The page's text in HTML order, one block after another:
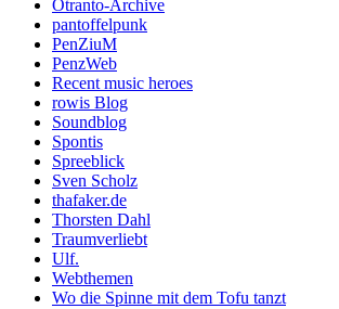
Otranto-Archive
pantoffelpunk
PenZiuM
PenzWeb
Recent music heroes
rowis Blog
Soundblog
Spontis
Spreeblick
Sven Scholz
thafaker.de
Thorsten Dahl
Traumverliebt
Ulf.
Webthemen
Wo die Spinne mit dem Tofu tanzt